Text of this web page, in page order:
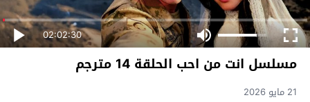
02:02:30
مسلسل انت من احب الحلقة 14 مترجم
21 مايو 2026